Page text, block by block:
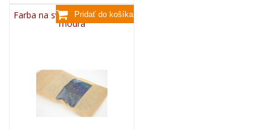
Farba na sviečky, 25g - svetlo
modrá